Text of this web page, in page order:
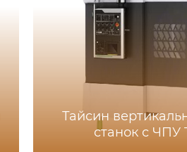
Тайсин
станок с ЧПУ